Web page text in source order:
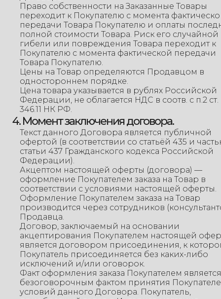
Право собственности на Заказанные Товары
переходит к Покупателю с момента
передачи Товара Покупателю и оплаты
полной стоимости Товара. Риск его случайной
гибели или повреждения Товара переходит к
Покупателю с момента фактической передачи
Товара Покупателю.
Цены на Товар определяются Продавцом в
одностороннем порядке.
Цена товара указывается в рублях Российской
Федерации, не облагается НДС в соотв. с п.2 ст.
346.11 НК РФ.
4. Момент заключения договора.
Текст данного Договора является публичной
офертой (в соответствии со статьёй 435 и
статьи 437 Гражданского кодекса Российской
Федерации).
Акцептом настоящей оферты (договора) —
оформление Покупателем заказа на Товар в
соответствии с условиями настоящей оферты.
Оформление Покупателем заказа на Товар
производится через сотрудников
Продавца.
Договор, заключаемый на основании
акцептирования Покупателем настоящей
является договором присоединения, к
Покупатель присоединяется без каких-либо
исключений и/или оговорок.
Факт оформления заказа Покупателем является
безоговорочным фактом принятия
условий данного Договора. Покупатель,